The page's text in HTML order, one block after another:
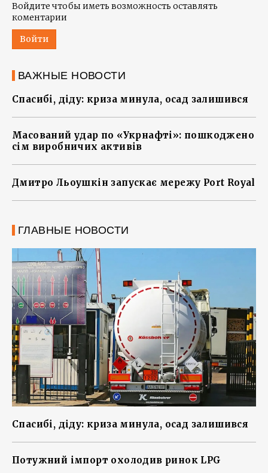
Войдите чтобы иметь возможность оставлять
коментарии
Войти
ВАЖНЫЕ НОВОСТИ
Спасибі, діду: криза минула, осад залишився
Масований удар по «Укрнафті»: пошкоджено
сім виробничих активів
Дмитро Льоушкін запускає мережу Port Royal
ГЛАВНЫЕ НОВОСТИ
Спасибі, діду: криза минула, осад залишився
Потужний імпорт охолодив ринок LPG